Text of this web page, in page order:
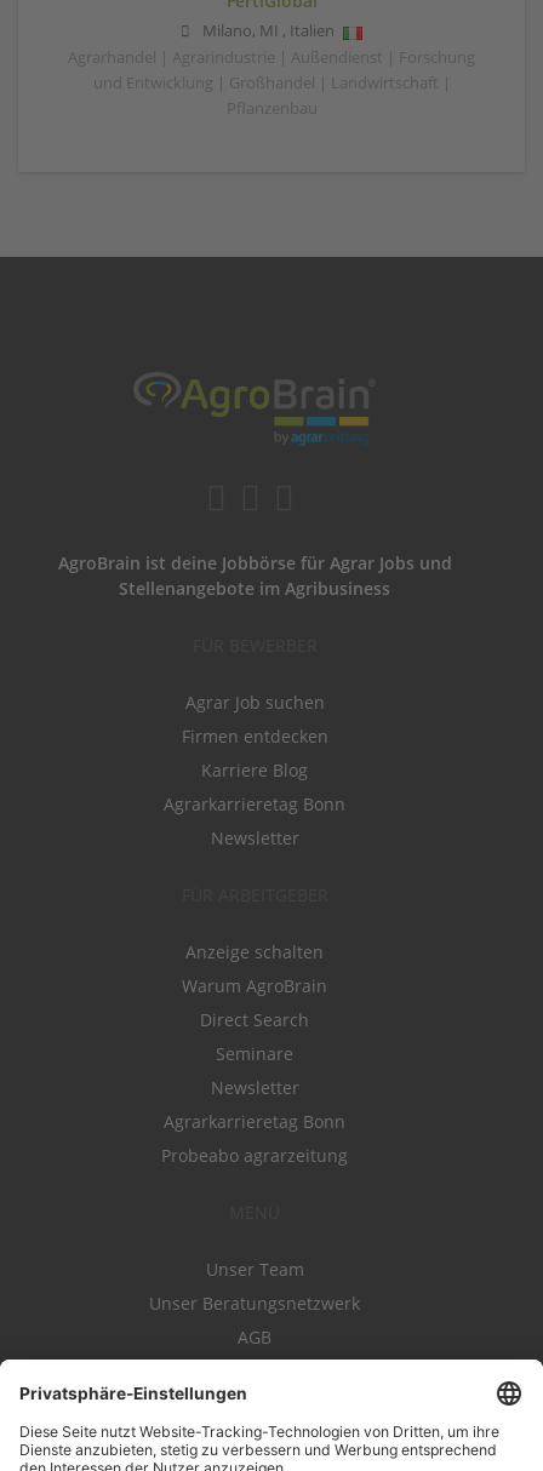
Milano, MI , Italien
Agrarhandel | Agrarindustrie | Außendienst | Forschung
und Entwicklung | Großhandel | Landwirtschaft |
Pflanzenbau
AgroBrain ist deine Jobbörse für Agrar Jobs und
Stellenangebote im Agribusiness
Agrar Job suchen
Firmen entdecken
Karriere Blog
Agrarkarrieretag Bonn
Newsletter
Anzeige schalten
Warum AgroBrain
Direct Search
Seminare
Newsletter
Agrarkarrieretag Bonn
Probeabo agrarzeitung
Unser Team
Unser Beratungsnetzwerk
AGB
Datenschutz
Impressum